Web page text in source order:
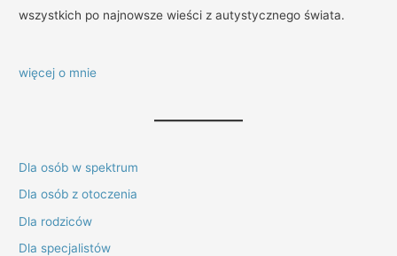
wszystkich po najnowsze wieści z autystycznego świata.
więcej o mnie
Dla osób w spektrum
Dla osób z otoczenia
Dla rodziców
Dla specjalistów